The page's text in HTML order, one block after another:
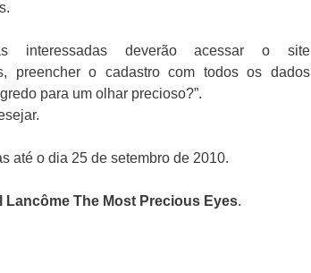
interessadas deverão acessar o site
preencher o cadastro com todos os dados
para um olhar precioso?”.
até o dia 25 de setembro de 2010.
The Most Precious Eyes.